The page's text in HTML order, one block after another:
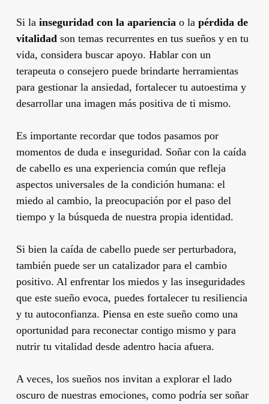
Si la inseguridad con la apariencia o la pérdida de
vitalidad son temas recurrentes en tus sueños y en tu
vida, considera buscar apoyo. Hablar con un
terapeuta o consejero puede brindarte herramientas
para gestionar la ansiedad, fortalecer tu autoestima y
desarrollar una imagen más positiva de ti mismo.
Es importante recordar que todos pasamos por
momentos de duda e inseguridad. Soñar con la caída
de cabello es una experiencia común que refleja
aspectos universales de la condición humana: el
miedo al cambio, la preocupación por el paso del
tiempo y la búsqueda de nuestra propia identidad.
Si bien la caída de cabello puede ser perturbadora,
también puede ser un catalizador para el cambio
positivo. Al enfrentar los miedos y las inseguridades
que este sueño evoca, puedes fortalecer tu resiliencia
y tu autoconfianza. Piensa en este sueño como una
oportunidad para reconectar contigo mismo y para
nutrir tu vitalidad desde adentro hacia afuera.
A veces, los sueños nos invitan a explorar el lado
oscuro de nuestras emociones, como podría ser soñar